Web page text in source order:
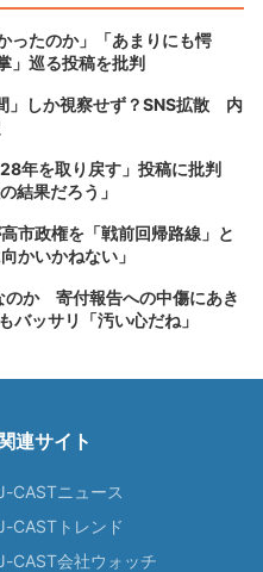
ったのか」「あまりにも愕
」巡る投稿を批判
」しか視察せず？SNS拡散 内
年を取り戻す」投稿に批判
結果だろう」
市政権を「戦前回帰路線」と
かいかねない」
のか 寄付報告への中傷にあき
バッサリ「汚い心だね」
関連サイト
CASTニュース
CASTトレンド
CAST会社ウォッチ